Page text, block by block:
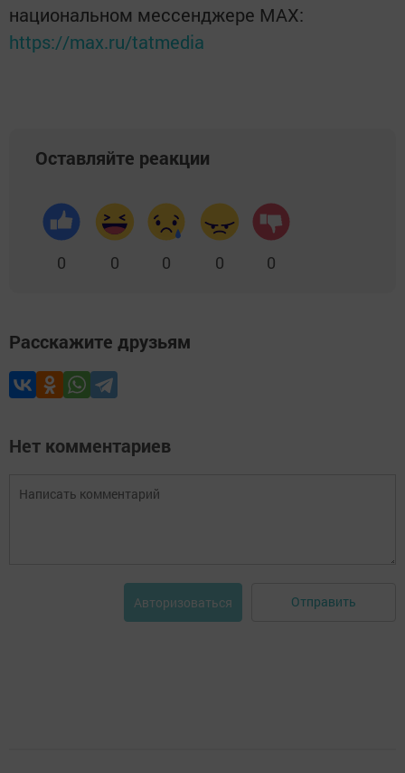
национальном мессенджере MАХ:
https://max.ru/tatmedia
Оставляйте реакции
0 0 0 0 0
Расскажите друзьям
Нет комментариев
Авторизоваться Отправить